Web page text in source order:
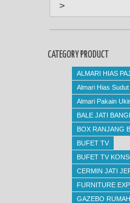
>
CATEGORY PRODUCT
ALMARI HIAS
Almari Hias Sudut
Almari Pakain
BALE JATI
BOX RANJANG
BUFET TV
BUFET TV
CERMIN JATI
FURNITURE
GAZEBO